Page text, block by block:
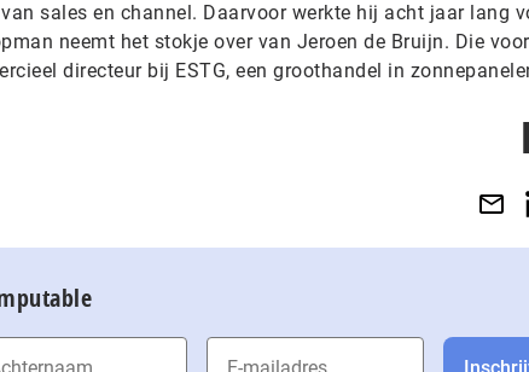
sales en channel. Daarvoor werkte hij acht jaar lang
neemt het stokje over van Jeroen de Bruijn. Die
directeur bij ESTG, een groothandel in